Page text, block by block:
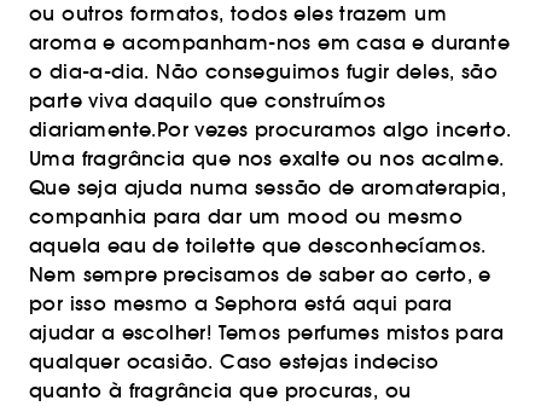
ou outros formatos, todos eles trazem um
aroma e acompanham-nos em casa e durante
o dia-a-dia. Não conseguimos fugir deles, são
parte viva daquilo que construímos
diariamente.Por vezes procuramos algo incerto.
Uma fragrância que nos exalte ou nos acalme.
Que seja ajuda numa sessão de aromaterapia,
companhia para dar um mood ou mesmo
aquela eau de toilette que desconhecíamos.
Nem sempre precisamos de saber ao certo, e
por isso mesmo a Sephora está aqui para
ajudar a escolher! Temos perfumes mistos para
qualquer ocasião. Caso estejas indeciso
quanto à fragrância que procuras, ou